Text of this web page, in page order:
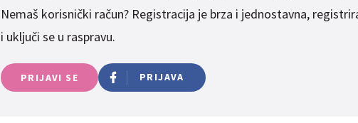
Nemaš korisnički račun? Registracija je brza i jednostavna,
i uključi se u raspravu.
PRIJAVI SE PRIJAVA